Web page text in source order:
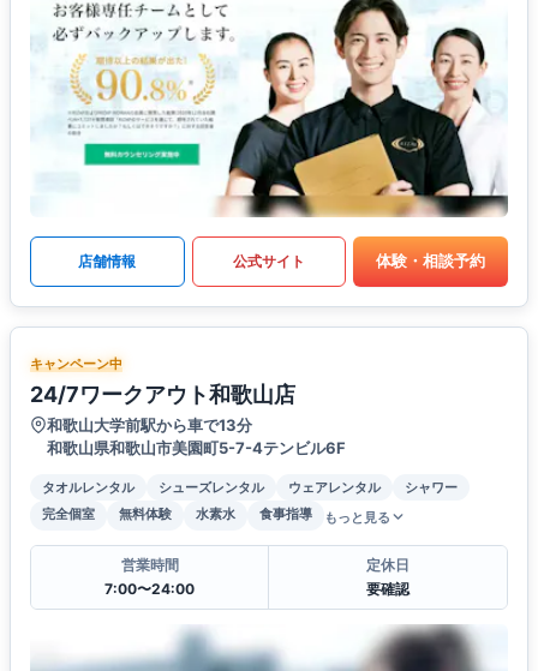
店舗情報 公式サイト 体験・相談予約
キャンペーン中
24/7ワークアウト和歌山店
和歌山大学前駅から車で13分
和歌山県和歌山市美園町5-7-4テンビル6F
タオルレンタル シューズレンタル ウェアレンタル
シャワー
完全個室
無料体験 水素水 食事指導 もっと見る
営業時間
7:00〜24:00
定休日
要確認